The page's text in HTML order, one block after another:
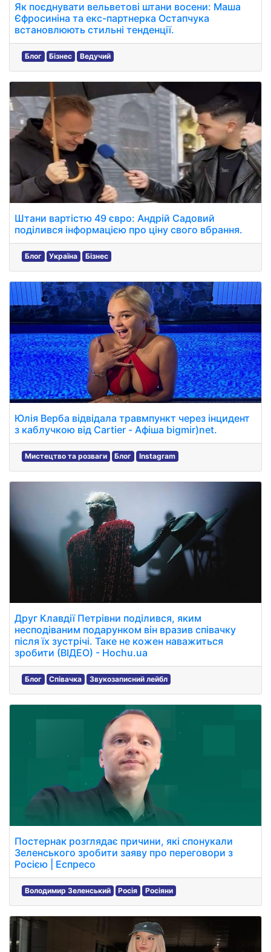
Як поєднувати вельветові штани восени: Маша
Єфросиніна та екс-партнерка Остапчука
встановлюють стильні тенденції.
Блог Бізнес Ведучий
Штани вартістю 49 євро: Андрій Садовий
поділився інформацією про ціну свого вбрання.
Блог Україна Бізнес
Юлія Верба відвідала травмпункт через інцидент
з каблучкою від Cartier - Афіша bigmir)net.
Мистецтво та розваги Блог Instagram
Друг Клавдії Петрівни поділився, яким
несподіваним подарунком він вразив співачку
після їх зустрічі. Таке не кожен наважиться
зробити (ВІДЕО) - Hochu.ua
Блог Співачка Звукозаписний лейбл
Постернак розглядає причини, які спонукали
Зеленського зробити заяву про переговори з
Росією | Еспресо
Володимир Зеленський Росія Росіяни